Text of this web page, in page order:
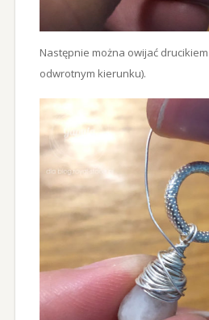
Następnie można owijać
odwrotnym kierunku).